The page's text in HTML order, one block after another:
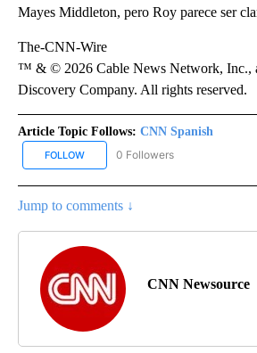
Mayes Middleton, pero Roy parece ser
The-CNN-Wire
™ & © 2026 Cable News Network, Inc.,
Discovery Company. All rights reserved.
Article Topic Follows: CNN Spanish
FOLLOW FOLLOW "CNN SPANISH" TO
0 Followers
Jump to comments ↓
CNN Newsource